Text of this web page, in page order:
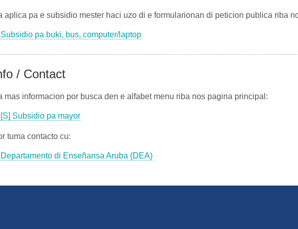
aplica pa e subsidio mester haci uzo di e formularionan di peticion publica riba
Subsidio pa buki, bus, computer/laptop
/ Contact
mas informacion por busca den e alfabet menu riba nos pagina principal:
[S] Subsidio pa mayor
tuma contacto cu:
Departamento di Enseñansa Aruba (DEA)